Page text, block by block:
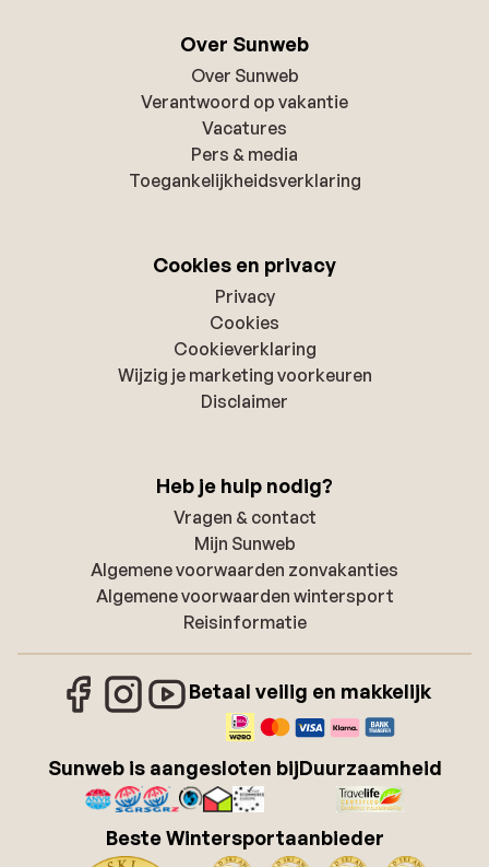
Over Sunweb
Over Sunweb
Verantwoord op vakantie
Vacatures
Pers & media
Toegankelijkheidsverklaring
Cookies en privacy
Privacy
Cookies
Cookieverklaring
Wijzig je marketing voorkeuren
Disclaimer
Heb je hulp nodig?
Vragen & contact
Mijn Sunweb
Algemene voorwaarden zonvakanties
Algemene voorwaarden wintersport
Reisinformatie
Betaal veilig en makkelijk
Sunweb is aangesloten bijDuurzaamheid
Beste Wintersportaanbieder